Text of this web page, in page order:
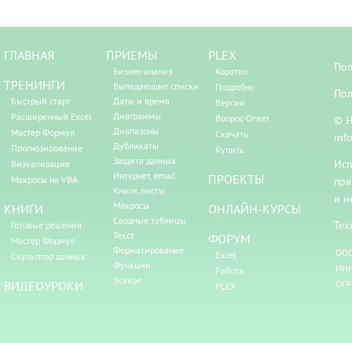
ГЛАВНАЯ
ТРЕНИНГИ
Быстрый старт
Расширенный Excel
Мастер Формул
Прогнозирование
Визуализация
Макросы на VBA
КНИГИ
Готовые решения
Мастер Формул
Скульптор данных
ВИДЕОУРОКИ
ПРИЕМЫ
Бизнес-анализ
Выпадающие списки
Даты и время
Диаграммы
Диапазоны
Дубликаты
Защита данных
Интернет, email
Книги, листы
Макросы
Сводные таблицы
Текст
Форматирование
Функции
Всякое
PLEX
Коротко
Подробно
Версии
Вопрос-Ответ
Скачать
Купить
ПРОЕКТЫ
ОНЛАЙН-КУРСЫ
ФОРУМ
Excel
Работа
PLEX
©
и